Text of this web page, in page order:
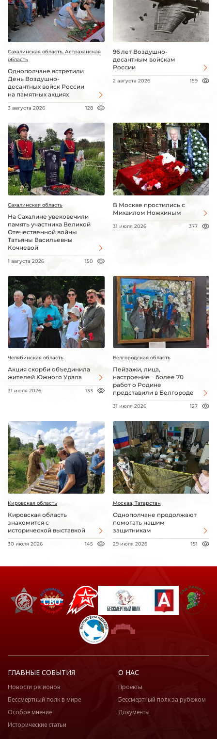
Сахалинская область, Астраханская
область
Однополчане встретили
День Воздушно-
десантных войск России
на памятных акциях
3 августа 2026 128
96 лет Воздушно-
десантным войскам
России
2 августа 2026 159
Сахалинская область
На Сахалине увековечили
память участника Великой
Отечественной войны
Татьяны Васильевны
Кочневой
1 августа 2026 150
В Москве простились с
Михаилом Ножкиным
31 июля 2026 377
Челябинская область
Акция скорби объединила
жителей Южного Урала
31 июля 2026 133
Белгородская область
Пейзажи, лица,
настроение – более 70
работ о Родине
представили в Белгороде
31 июля 2026 127
Кировская область
Кировская область
знакомится с
исторической выставкой
30 июля 2026 145
Москва, Татарстан
Однополчане продолжают
помогать нашим
защитникам
29 июля 2026 151
ГЛАВНЫЕ СОБЫТИЯ
Новости регионов
Бессмертный полк в мире
Особое мнение
Исторические статьи
О НАС
Проекты
Бессмертный полк за рубежом
Документы